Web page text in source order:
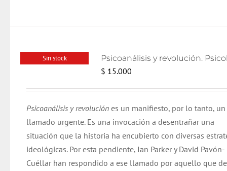
Sin stock
$ 15.000
Psicoanálisis y revoluciónes un manifiesto, por lo tanto, un
llamado urgente. Es una invocación a desentrañar una
situación que la historia ha encubierto con diversas
ideológicas. Por esta pendiente, Ian Parker y David Pavón-
Cuéllar han respondido a ese llamado por aquello que